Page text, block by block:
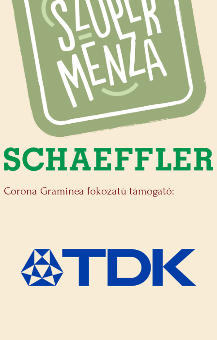
Corona Graminea fokozatú támogató: